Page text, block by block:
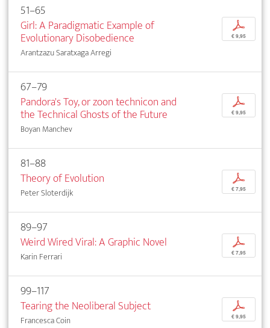
51–65
Girl: A Paradigmatic Example of
Evolutionary Disobedience
Arantzazu Saratxaga Arregi
p
€ 9,95
67–79
Pandora's Toy, or zoon technicon and
the Technical Ghosts of the Future
Boyan Manchev
p
€ 9,95
81–88
Theory of Evolution
Peter Sloterdijk
p
€ 7,95
89–97
Weird Wired Viral: A Graphic Novel
Karin Ferrari
p
€ 7,95
99–117
Tearing the Neoliberal Subject
Francesca Coin
p
€ 9,95